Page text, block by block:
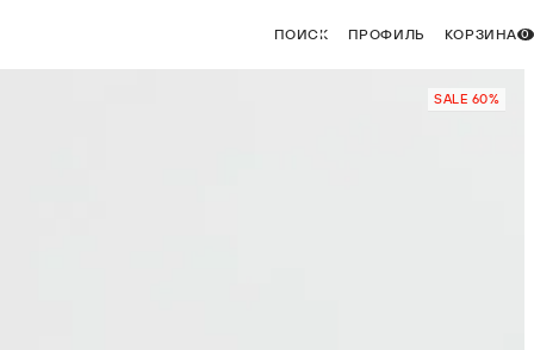
ПОИСК ПРОФИЛЬ КОРЗИНА 0
SALE 60%